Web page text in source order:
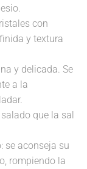
con
y textura
y delicada. Se
a la
que la sal
se aconseja su
rompiendo la